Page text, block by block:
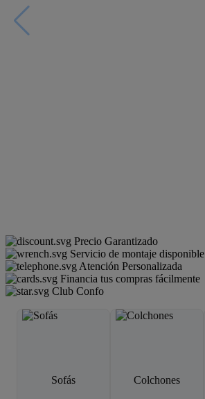
Precio Garantizado
Servicio de montaje disponible
Atención Personalizada
Financia tus compras fácilmente
Club Confo
Sofás Colchones